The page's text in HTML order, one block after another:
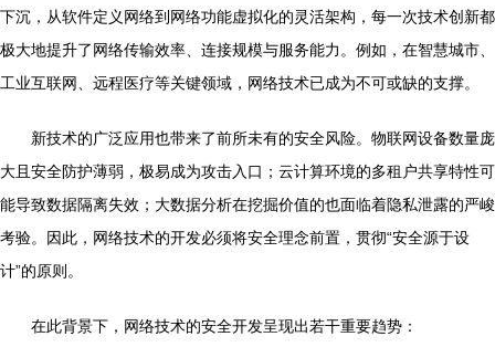
下沉，从软件定义网络到网络功能虚拟化的灵活架构，每一次技术创新都
极大地提升了网络传输效率、连接规模与服务能力。例如，在智慧城市、
工业互联网、远程医疗等关键领域，网络技术已成为不可或缺的支撑。
新技术的广泛应用也带来了前所未有的安全风险。物联网设备数量庞
大且安全防护薄弱，极易成为攻击入口；云计算环境的多租户共享特性可
能导致数据隔离失效；大数据分析在挖掘价值的也面临着隐私泄露的严峻
考验。因此，网络技术的开发必须将安全理念前置，贯彻“安全源于设
计”的原则。
在此背景下，网络技术的安全开发呈现出若干重要趋势：